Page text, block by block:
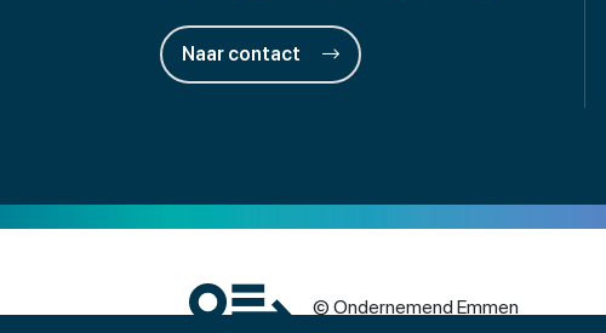
Naar contact
© Ondernemend Emmen